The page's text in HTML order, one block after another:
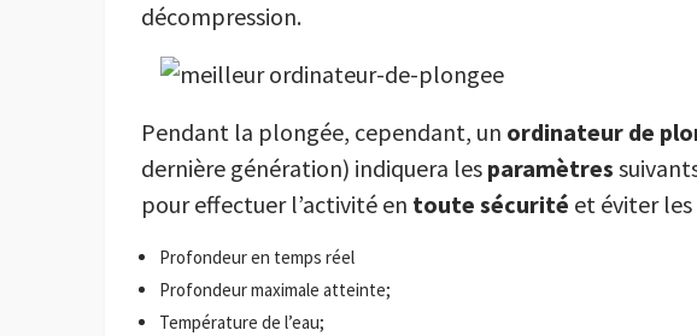
décompression.
Pendant la plongée, cependant, un ordinateur de
dernière génération) indiquera les paramètres
pour effectuer l’activité en toute sécurité et éviter les
Profondeur en temps réel
Profondeur maximale atteinte;
Température de l’eau;